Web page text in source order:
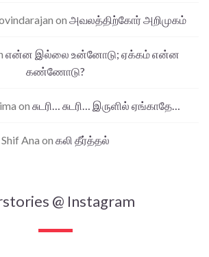
on அவலத்திற்கோர் அறிமுகம்
என்ன இல்லை உன்னோடு; ஏக்கம் என்ன
கண்ணோடு?
on சுடரி… சுடரி… இருளில் ஏங்காதே…
Shif Ana on கலி தீர்த்தல்
@ Instagram